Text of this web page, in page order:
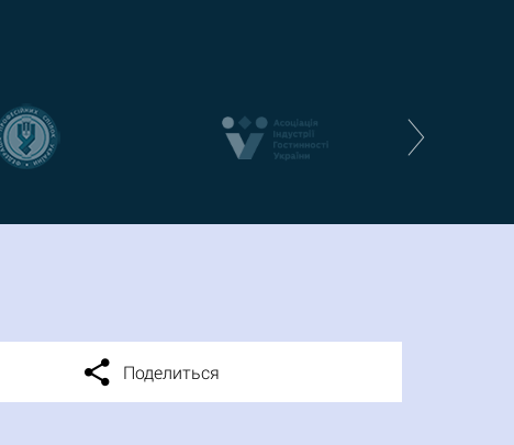
Поделиться